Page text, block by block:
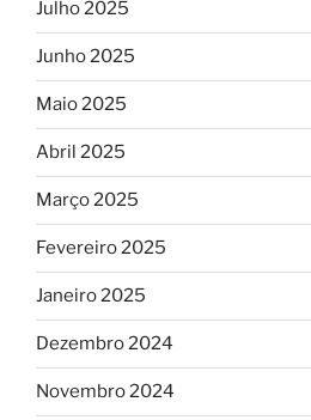
Julho 2025
Junho 2025
Maio 2025
Abril 2025
Março 2025
Fevereiro 2025
Janeiro 2025
Dezembro 2024
Novembro 2024